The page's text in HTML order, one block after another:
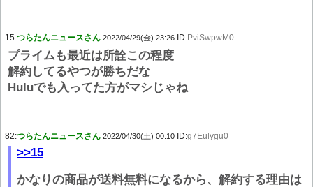
15:つらたんニュースさん 2022/04/29(金) 23:26 ID:PviSwpwM0
プライムも最近は所詮この程度
解約してるやつが勝ちだな
Huluでも入ってた方がマシじゃね
82:つらたんニュースさん 2022/04/30(土) 00:10 ID:g7Eulygu0
>>15
かなりの商品が送料無料になるから、解約する理由は